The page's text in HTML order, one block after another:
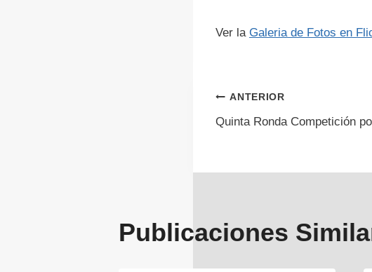
Ver la Galeria de Fotos en
Navegación
entradas
ANTERIOR
Quinta Ronda Competición
Publicaciones